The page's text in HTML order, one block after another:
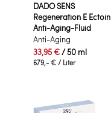
DADO SENS
Regeneration E Ectoin
Anti-Aging-Fluid
Anti-Aging
33,95 €/ 50 ml
679,- € / Liter